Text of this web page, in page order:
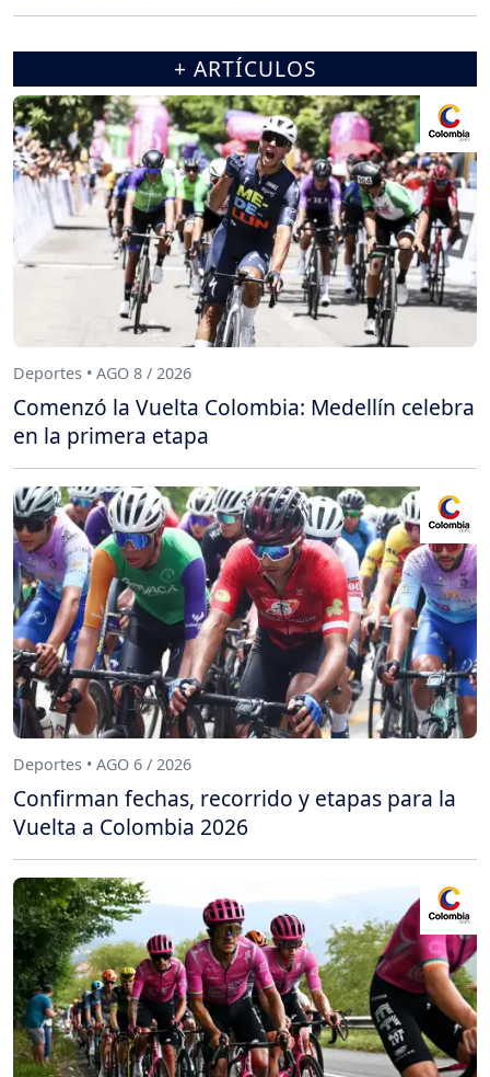
+ ARTÍCULOS
Deportes • AGO 8 / 2026
Comenzó la Vuelta Colombia: Medellín celebra
en la primera etapa
Deportes • AGO 6 / 2026
Confirman fechas, recorrido y etapas para la
Vuelta a Colombia 2026